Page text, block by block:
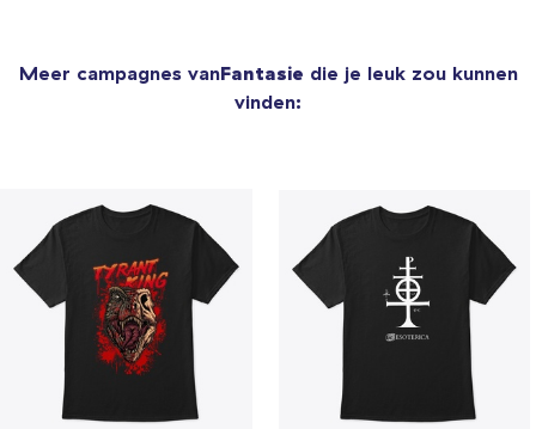
Meer campagnes vanFantasie die je leuk zou kunnen
vinden: